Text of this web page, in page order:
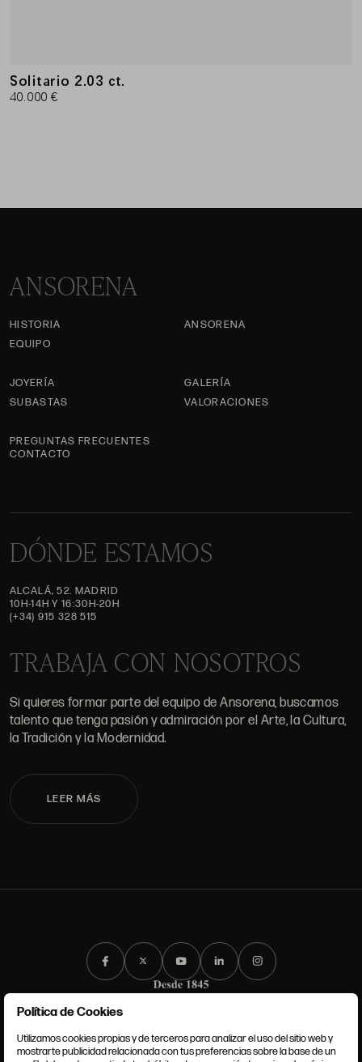
Solitario 2.03 ct.
40.000 €
ANSORENA
HISTORIA
ANSORENA
EQUIPO
JOYERÍA
GALERÍA
SUBASTAS
VALORACIONES
PREGUNTAS FRECUENTES
CONTACTO
DÓNDE ESTAMOS
ALCALÁ, 52. MADRID
10H-14H Y 16:30H-20H
(+34) 915 328 515
TRABAJA CON NOSOTROS
Si quieres formar parte del equipo de Ansorena, buscamos
talento que tenga pasión y admiración por el Arte, la Cultura,
la Tradición y la Modernidad.
LEER MÁS
Política de Cookies
Utilizamos cookies propias y de terceros para analizar el uso del sitio web y
mostrarte publicidad relacionada con tus preferencias sobre la base de un